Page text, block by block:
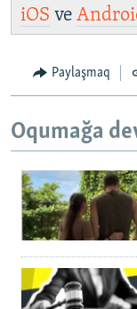
iOS ve
Paylaşmaq
Oqumağa